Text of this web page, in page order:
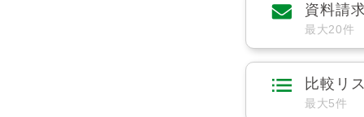
資料請
最大20件
比較リ
最大5件